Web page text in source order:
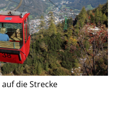
die Strecke